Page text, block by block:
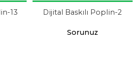
13 Dijital Baskılı Poplin-2
Sorunuz